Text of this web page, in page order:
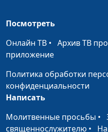
звезда
Легенда
Выхожу один я на
Посмотреть
Онлайн ТВ • Архив ТВ
приложение
Политика обработки
конфиденциальности
Написать
Молитвенные просьбы •
священнослужителю •